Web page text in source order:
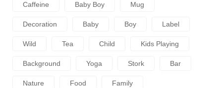
Caffeine Baby Boy Mug
Decoration Baby Boy Label
Wild Tea Child Kids Playing
Background Yoga Stork Bar
Nature Food Family